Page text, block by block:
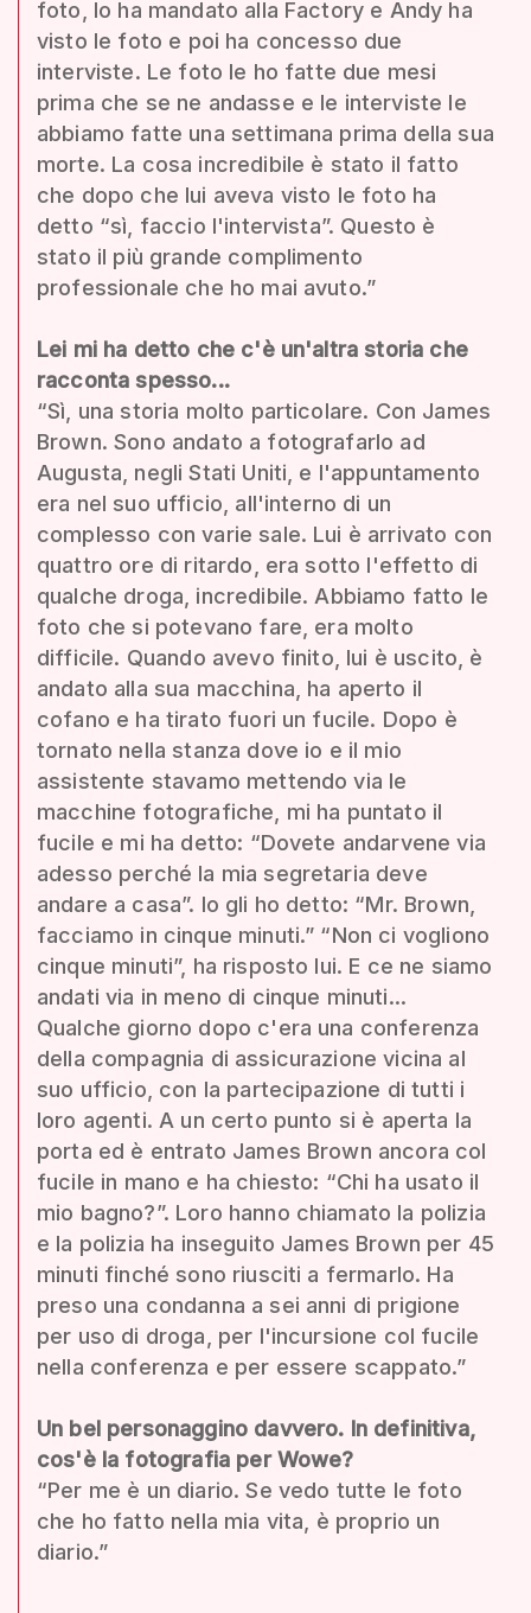
foto, lo ha mandato alla Factory e Andy ha
visto le foto e poi ha concesso due
interviste. Le foto le ho fatte due mesi
prima che se ne andasse e le interviste le
abbiamo fatte una settimana prima della sua
morte. La cosa incredibile è stato il fatto
che dopo che lui aveva visto le foto ha
detto “sì, faccio l'intervista”. Questo è
stato il più grande complimento
professionale che ho mai avuto.”
Lei mi ha detto che c'è un'altra storia che
racconta spesso...
“Sì, una storia molto particolare. Con James
Brown. Sono andato a fotografarlo ad
Augusta, negli Stati Uniti, e l'appuntamento
era nel suo ufficio, all'interno di un
complesso con varie sale. Lui è arrivato con
quattro ore di ritardo, era sotto l'effetto di
qualche droga, incredibile. Abbiamo fatto le
foto che si potevano fare, era molto
difficile. Quando avevo finito, lui è uscito, è
andato alla sua macchina, ha aperto il
cofano e ha tirato fuori un fucile. Dopo è
tornato nella stanza dove io e il mio
assistente stavamo mettendo via le
macchine fotografiche, mi ha puntato il
fucile e mi ha detto: “Dovete andarvene via
adesso perché la mia segretaria deve
andare a casa”. Io gli ho detto: “Mr. Brown,
facciamo in cinque minuti.” “Non ci vogliono
cinque minuti”, ha risposto lui. E ce ne siamo
andati via in meno di cinque minuti...
Qualche giorno dopo c'era una conferenza
della compagnia di assicurazione vicina al
suo ufficio, con la partecipazione di tutti i
loro agenti. A un certo punto si è aperta la
porta ed è entrato James Brown ancora col
fucile in mano e ha chiesto: “Chi ha usato il
mio bagno?”. Loro hanno chiamato la polizia
e la polizia ha inseguito James Brown per 45
minuti finché sono riusciti a fermarlo. Ha
preso una condanna a sei anni di prigione
per uso di droga, per l'incursione col fucile
nella conferenza e per essere scappato.”
Un bel personaggino davvero. In definitiva,
cos'è la fotografia per Wowe?
“Per me è un diario. Se vedo tutte le foto
che ho fatto nella mia vita, è proprio un
diario.”